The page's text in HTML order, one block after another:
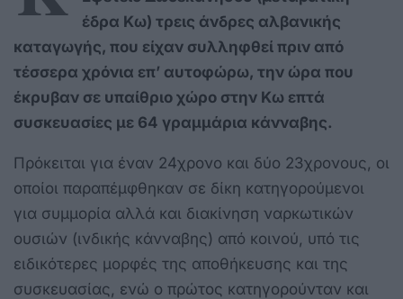
έδρα Κω) τρεις άνδρες αλβανικής
καταγωγής, που είχαν συλληφθεί πριν από
τέσσερα χρόνια επ’ αυτοφώρω, την ώρα που
έκρυβαν σε υπαίθριο χώρο στην Κω επτά
συσκευασίες με 64 γραμμάρια κάνναβης.
Πρόκειται για έναν 24χρονο και δύο 23χρονους, οι
οποίοι παραπέμφθηκαν σε δίκη κατηγορούμενοι
για συμμορία αλλά και διακίνηση ναρκωτικών
ουσιών (ινδικής κάνναβης) από κοινού, υπό τις
ειδικότερες μορφές της αποθήκευσης και της
συσκευασίας, ενώ ο πρώτος κατηγορούνταν και